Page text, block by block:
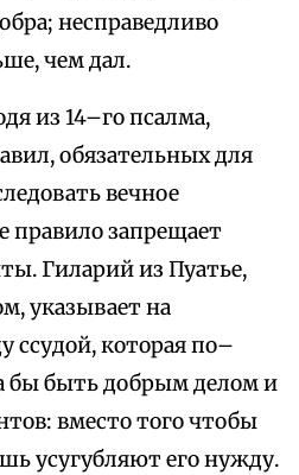
несправедливо
чем дал.
из 14–го псалма,
обязательных для
вечное
правило запрещает
Гиларий из Пуатье,
указывает на
ссудой, которая по–
бы быть добрым делом и
вместо того чтобы
усугубляют его нужду.